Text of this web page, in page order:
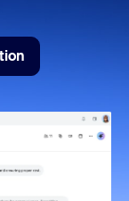
votre migration